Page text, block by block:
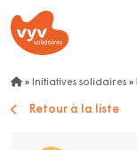
» Initiatives solidaires »
Retour à la liste